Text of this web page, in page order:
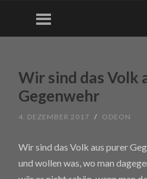
Menu
Wir sind das Volk
Gegenwehr
4. DEZEMBER 2017 / ODEON
Wir sind das Volk aus purer
und wollen was, wo man